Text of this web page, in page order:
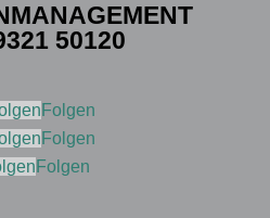
50120
Folgen
Folgen
Folgen